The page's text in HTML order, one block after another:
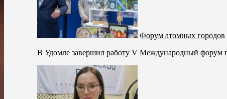
Форум атомных городов
В Удомле завершил работу V Международный форум